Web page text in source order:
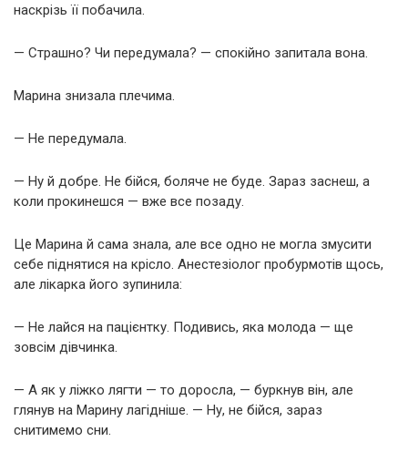
наскрізь її побачила.
— Страшно? Чи передумала? — спокійно запитала вона.
Марина знизала плечима.
— Не передумала.
— Ну й добре. Не бійся, боляче не буде. Зараз заснеш, а
коли прокинешся — вже все позаду.
Це Марина й сама знала, але все одно не могла змусити
себе піднятися на крісло. Анестезіолог пробурмотів щось,
але лікарка його зупинила:
— Не лайся на пацієнтку. Подивись, яка молода — ще
зовсім дівчинка.
— А як у ліжко лягти — то доросла, — буркнув він, але
глянув на Марину лагідніше. — Ну, не бійся, зараз
снитимемо сни.